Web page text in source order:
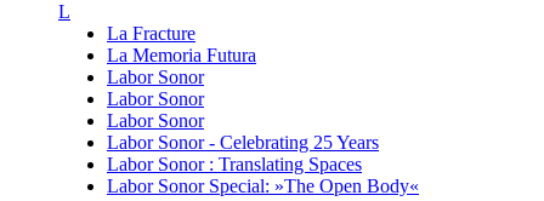
L
La Fracture
La Memoria Futura
Labor Sonor
Labor Sonor
Labor Sonor
Labor Sonor - Celebrating 25 Years
Labor Sonor : Translating Spaces
Labor Sonor Special: »The Open Body«